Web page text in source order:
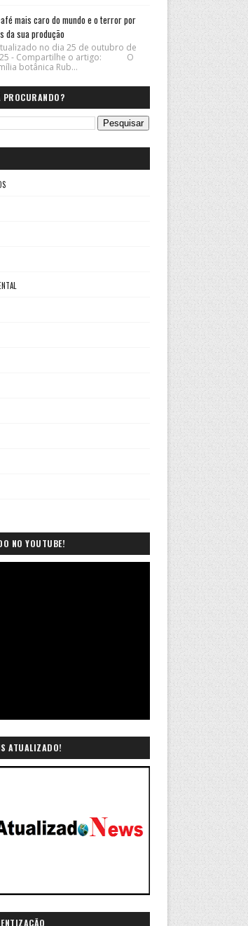
mais caro do mundo e o terror por
da sua produção
no dia 25 de outubro de
- Compartilhe o artigo: O
botânica Rub...
PROCURANDO?
NO YOUTUBE!
ATUALIZADO!